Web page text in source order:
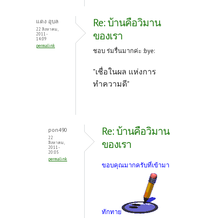
แดง อุบล
22 สิงหาคม,
2011 -
14:09
permalink
Re: บ้านคือวิมาน
ของเรา
ชอบ ร่มรื่นมากค่ะ :bye:
"เชื่อในผล แห่งการ
ทำความดี"
pon490
22
สิงหาคม,
2011 -
20:05
permalink
Re: บ้านคือวิมาน
ของเรา
ขอบคุณมากครับที่เข้ามา
ทักทาย